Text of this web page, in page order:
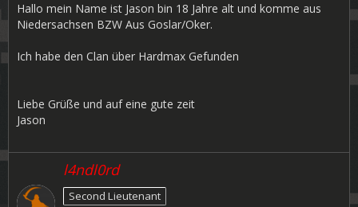
Hallo mein Name ist Jason bin 18 Jahre alt und komme aus
Niedersachsen BZW Aus Goslar/Oker.
Ich habe den Clan über Hardmax Gefunden
Liebe Grüße und auf eine gute zeit
Jason
l4ndl0rd
Second Lieutenant